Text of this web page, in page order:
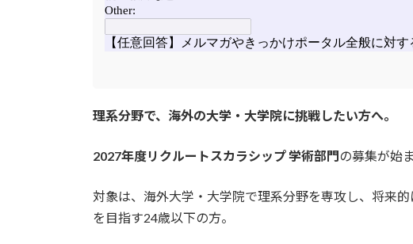
理系分野で、海外の大学・大学院に挑戦したい方へ。
2027年度リクルートスカラシップ 学術部門 の募集が始
対象は、海外大学・大学院で理系分野を専攻し、将来
を目指す24歳以下の方。